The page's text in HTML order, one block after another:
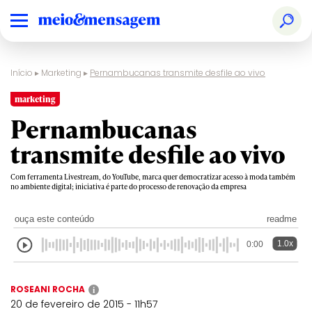
Início ▸ Marketing ▸ Pernambucanas transmite desfile ao vivo
marketing
Pernambucanas
transmite desfile ao vivo
Com ferramenta Livestream, do YouTube, marca quer democratizar acesso à moda também
no ambiente digital; iniciativa é parte do processo de renovação da empresa
ouça este conteúdo readme
0:00 1.0x
ROSEANI ROCHA i
20 de fevereiro de 2015 - 11h57